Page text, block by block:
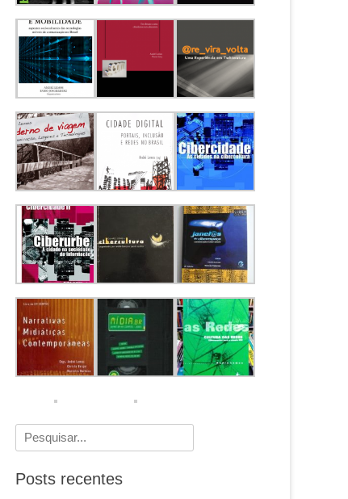
Pesquisar
por:
Posts recentes